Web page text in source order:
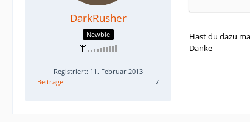
DarkRusher
Newbie
Registriert: 11. Februar 2013
Beiträge
7
Hast du dazu
Danke